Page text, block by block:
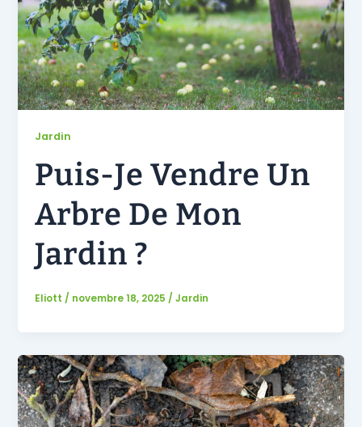
Jardin
Puis-Je Vendre Un
Arbre De Mon
Jardin ?
Eliott / novembre 18, 2025 / Jardin